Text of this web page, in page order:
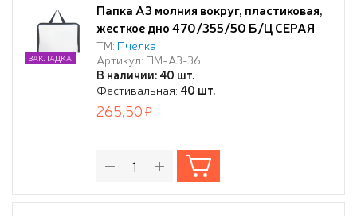
Папка А3 молния вокруг, пластиковая,
жесткое дно 470/355/50 Б/Ц СЕРАЯ
ТМ: Пчелка
Артикул: ПМ-А3-36
В наличии: 40 шт.
Фестивальная: 40 шт.
ЗАКЛАДКА
265,50